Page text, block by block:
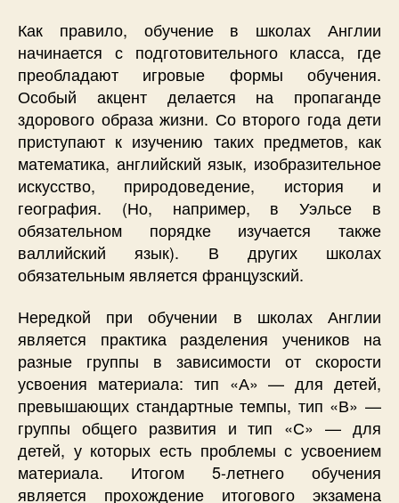
Как правило, обучение в школах Англии
начинается с подготовительного класса, где
преобладают игровые формы обучения.
Особый акцент делается на пропаганде
здорового образа жизни. Со второго года дети
приступают к изучению таких предметов, как
математика, английский язык, изобразительное
искусство, природоведение, история и
география. (Но, например, в Уэльсе в
обязательном порядке изучается также
валлийский язык). В других школах
обязательным является французский.
Нередкой при обучении в школах Англии
является практика разделения учеников на
разные группы в зависимости от скорости
усвоения материала: тип «А» — для детей,
превышающих стандартные темпы, тип «В» —
группы общего развития и тип «С» — для
детей, у которых есть проблемы с усвоением
материала. Итогом 5-летнего обучения
является прохождение итогового экзамена